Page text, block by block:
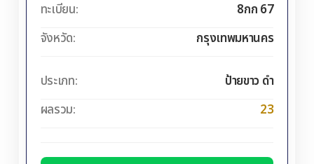
ทะเบียน:
8กก 67
จังหวัด:
กรุงเทพมหานคร
ประเภท:
ป้ายขาว ดำ
ผลรวม:
23